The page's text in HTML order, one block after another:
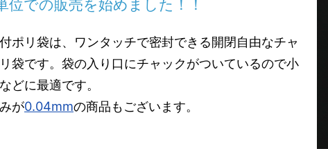
位での販売を始めました！！
ポリ袋は、ワンタッチで密封できる開閉自由なチャ
袋です。袋の入り口にチャックがついているので小
どに最適です。
が0.04mmの商品もございます。